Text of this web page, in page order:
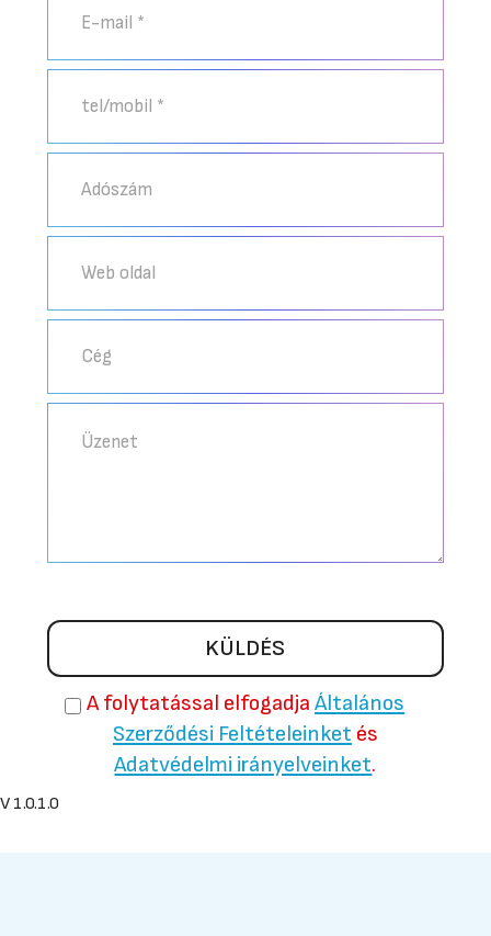
KÜLDÉS
A folytatással elfogadja Általános
Szerződési Feltételeinket és
Adatvédelmi irányelveinket.
V 1.0.1.0